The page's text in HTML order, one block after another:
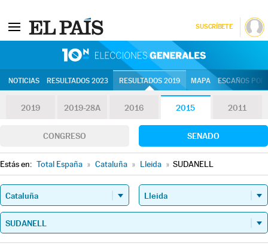
SUSCRÍBETE
NOTICIAS RESULTADOS 2023 RESULTADOS 2019 MAPA ESCAÑOS
2019 2019-28A 2016 2015 2011
CONGRESO SENADO
Estás en: Total España » Cataluña » Lleida » SUDANELL